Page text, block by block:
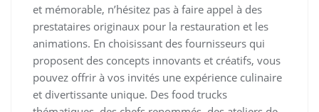
et mémorable, n’hésitez pas à faire appel à des
prestataires originaux pour la restauration et les
animations. En choisissant des fournisseurs qui
proposent des concepts innovants et créatifs, vous
pouvez offrir à vos invités une expérience culinaire
et divertissante unique. Des food trucks